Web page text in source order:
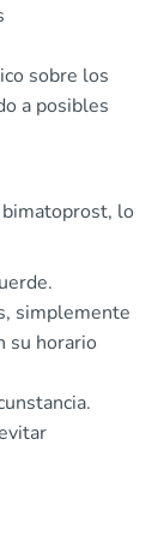
sobre los
a posibles
lo
simplemente
su horario